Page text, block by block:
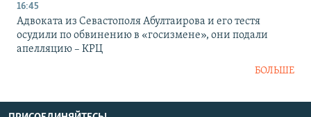
16:45
Адвоката из Севастополя Абултаирова и его тестя
осудили по обвинению в «госизмене», они подали
апелляцию – КРЦ
БОЛЬШЕ